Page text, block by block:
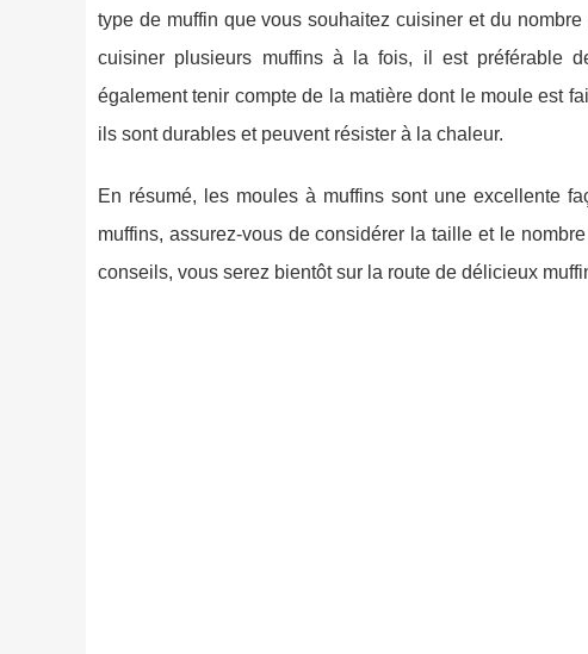
type de muffin que vous souhaitez cuisiner et du
cuisiner plusieurs muffins à la fois, il est préférable
également tenir compte de la matière dont le moule est
ils sont durables et peuvent résister à la chaleur.
En résumé, les moules à muffins sont une excellente
muffins, assurez-vous de considérer la taille et le
conseils, vous serez bientôt sur la route de délicieux